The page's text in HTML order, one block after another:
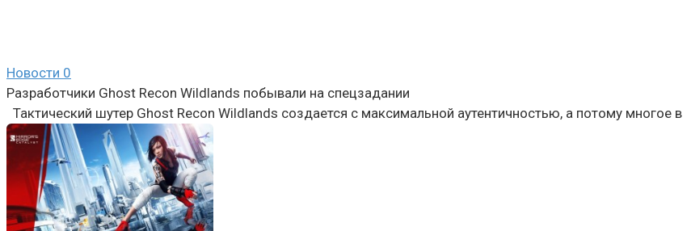
Новости 0
Разработчики Ghost Recon Wildlands побывали на спецзадании
Тактический шутер Ghost Recon Wildlands создается с максимальной аутентичностью, а потому многое в